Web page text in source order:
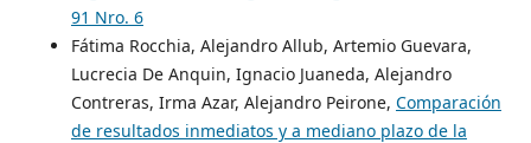
91 Nro. 6
Fátima Rocchia, Alejandro Allub, Artemio Guevara,
Lucrecia De Anquin, Ignacio Juaneda, Alejandro
Contreras, Irma Azar, Alejandro Peirone, Comparación
de resultados inmediatos y a mediano plazo de la